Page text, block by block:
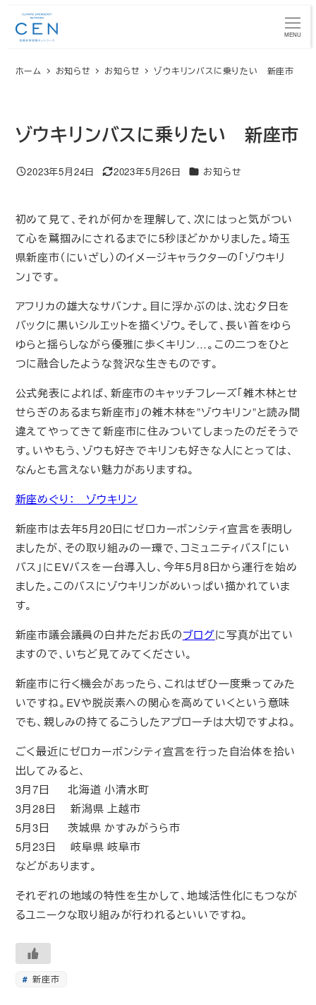
MENU
ホーム お知らせ お知らせ ゾウキリンバスに乗りたい 新座市
ゾウキリンバスに乗りたい 新座市
投稿日
2023年5月24日
更新日
2023年5月26日 カテゴリー
お知らせ
初めて見て、それが何かを理解して、次にはっと気がつい
て心を鷲掴みにされるまでに5秒ほどかかりました。埼玉
県新座市（にいざし）のイメージキャラクターの「ゾウキリ
ン」です。
アフリカの雄大なサバンナ。目に浮かぶのは、沈む夕日を
バックに黒いシルエットを描くゾウ。そして、長い首をゆら
ゆらと揺らしながら優雅に歩くキリン…。この二つをひと
つに融合したような贅沢な生きものです。
公式発表によれば、新座市のキャッチフレーズ「雑木林とせ
せらぎのあるまち新座市」の雑木林を”ゾウキリン”と読み間
違えてやってきて新座市に住みついてしまったのだそうで
す。いやもう、ゾウも好きでキリンも好きな人にとっては、
なんとも言えない魅力がありますね。
新座めぐり： ゾウキリン
新座市は去年5月20日にゼロカーボンシティ宣言を表明し
ましたが、その取り組みの一環で、コミュニティバス「にい
バス」にEVバスを一台導入し、今年5月8日から運行を始め
ました。このバスにゾウキリンがめいっぱい描かれていま
す。
新座市議会議員の白井ただお氏のブログに写真が出てい
ますので、いちど見てみてください。
新座市に行く機会があったら、これはぜひ一度乗ってみた
いですね。EVや脱炭素への関心を高めていくという意味
でも、親しみの持てるこうしたアプローチは大切ですよね。
ごく最近にゼロカーボンシティ宣言を行った自治体を拾い
出してみると、
3月7日 北海道 小清水町
3月28日 新潟県 上越市
5月3日 茨城県 かすみがうら市
5月23日 岐阜県 岐阜市
などがあります。
それぞれの地域の特性を生かして、地域活性化にもつなが
るユニークな取り組みが行われるといいですね。
新座市